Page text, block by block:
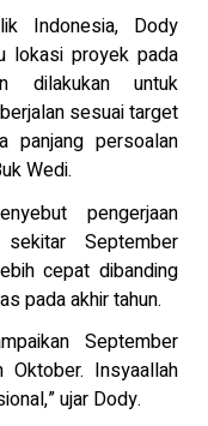
Indonesia, Dody
lokasi proyek pada
dilakukan untuk
sesuai target
panjang persoalan
Wedi.
pengerjaan
September
cepat dibanding
pada akhir tahun.
September
Insyaallah
ujar Dody.